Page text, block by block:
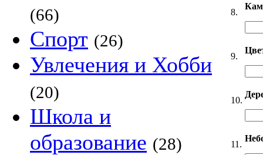
(66)
Спорт (26)
Увлечения и Хобби
(20)
Школа и
образование (28)
8.
9.
10.
11.